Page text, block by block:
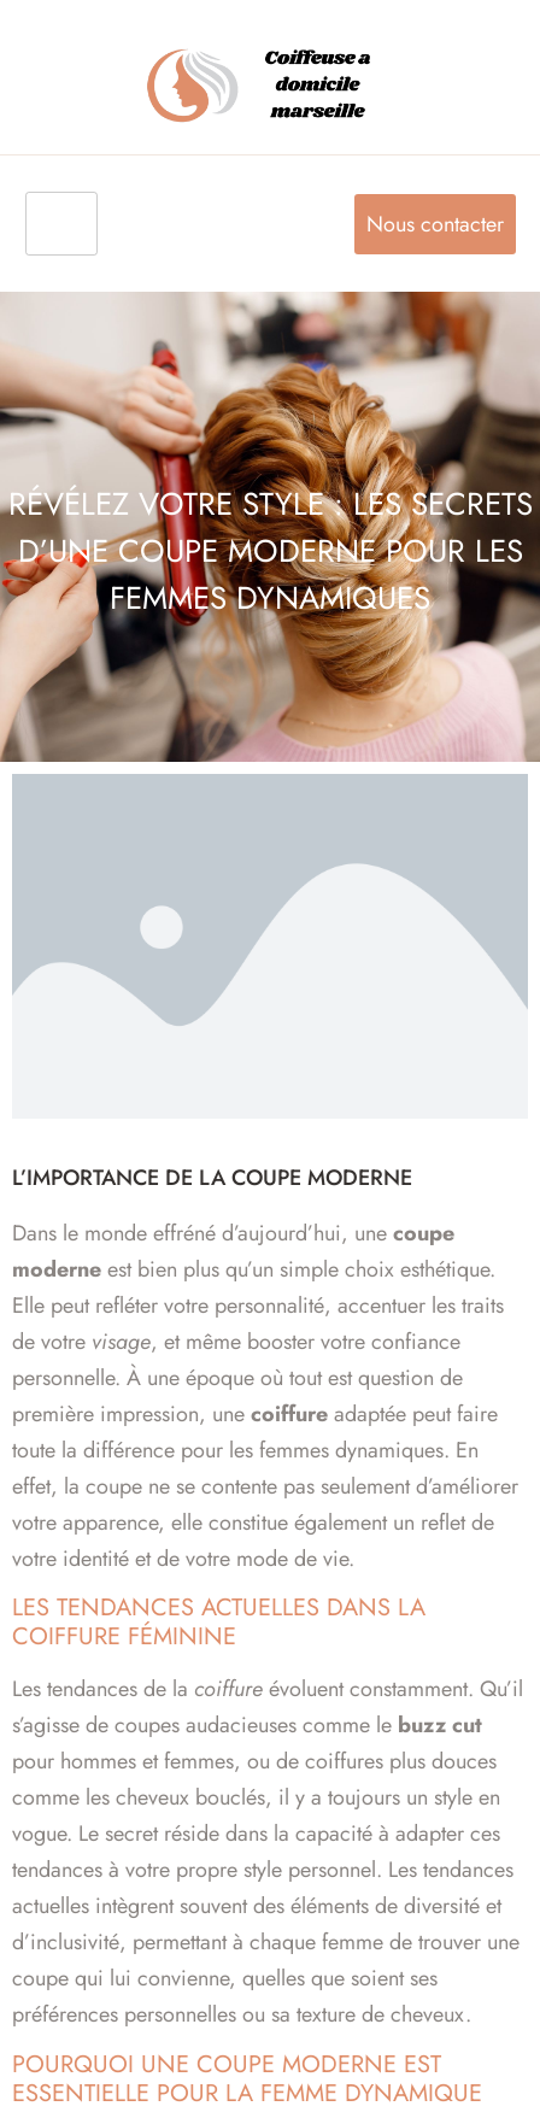
Nous contacter
RÉVÉLEZ VOTRE STYLE : LES SECRETS
D’UNE COUPE MODERNE POUR LES
FEMMES DYNAMIQUES
L’IMPORTANCE DE LA COUPE MODERNE
Dans le monde effréné d’aujourd’hui, unecoupe
moderneest bien plus qu’un simple choix esthétique.
Elle peut refléter votre personnalité, accentuer les traits
de votre visage, et même booster votre confiance
personnelle. À une époque où tout est question de
première impression, unecoiffureadaptée peut faire
toute la différence pour les femmes dynamiques. En
effet, la coupe ne se contente pas seulement d’améliorer
votre apparence, elle constitue également un reflet de
votre identité et de votre mode de vie.
LES TENDANCES ACTUELLES DANS LA
COIFFURE FÉMININE
Les tendances de la coiffureévoluent constamment. Qu’il
s’agisse de coupes audacieuses comme le buzz cut
pour hommes et femmes, ou de coiffures plus douces
comme les cheveux bouclés, il y a toujours un style en
vogue. Le secret réside dans la capacité à adapter ces
tendances à votre propre style personnel. Les tendances
actuelles intègrent souvent des éléments de diversité et
d’inclusivité, permettant à chaque femme de trouver une
coupe qui lui convienne, quelles que soient ses
préférences personnelles ou sa texture de cheveux.
POURQUOI UNE COUPE MODERNE EST
ESSENTIELLE POUR LA FEMME DYNAMIQUE